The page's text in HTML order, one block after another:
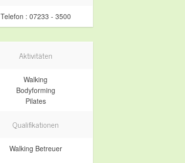
Telefon : 07233 - 3500
Aktivitäten
Walking
Bodyforming
Pilates
Qualifikationen
Walking Betreuer